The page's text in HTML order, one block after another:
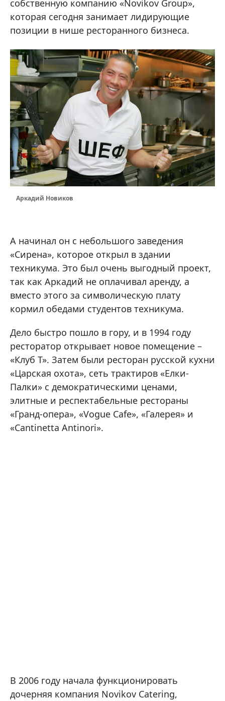
собственную компанию «Novikov Group»,
которая сегодня занимает лидирующие
позиции в нише ресторанного бизнеса.
Аркадий Новиков
А начинал он с небольшого заведения
«Сирена», которое открыл в здании
техникума. Это был очень выгодный проект,
так как Аркадий не оплачивал аренду, а
вместо этого за символическую плату
кормил обедами студентов техникума.
Дело быстро пошло в гору, и в 1994 году
ресторатор открывает новое помещение –
«Клуб Т». Затем были ресторан русской кухни
«Царская охота», сеть трактиров «Елки-
Палки» с демократическими ценами,
элитные и респектабельные рестораны
«Гранд-опера», «Vogue Cafe», «Галерея» и
«Cantinetta Antinori».
В 2006 году начала функционировать
дочерняя компания Novikov Catering,